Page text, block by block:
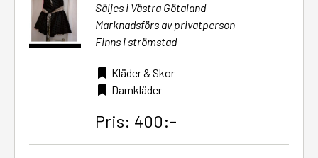
Säljes i Västra Götaland
Marknadsförs av privatperson
Finns i strömstad
Kläder & Skor
Damkläder
Pris: 400:-